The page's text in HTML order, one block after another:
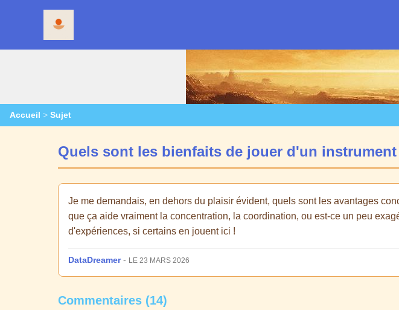
Accueil > Sujet
Quels sont les bienfaits de jouer d'un
Je me demandais, en dehors du plaisir évident, quels sont les avantages
que ça aide vraiment la concentration, la coordination, ou est-ce un peu
d'expériences, si certains en jouent ici !
DataDreamer- LE 23 MARS 2026
Commentaires (14)